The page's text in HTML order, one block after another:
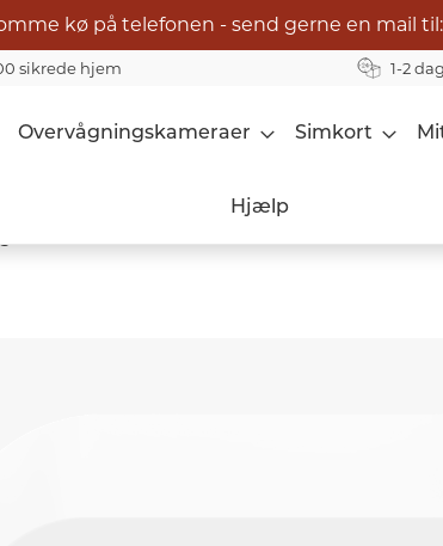
kø på telefonen - send gerne en mail
sikrede hjem 1-2
Overvågningskameraer Simkort
Hjælp